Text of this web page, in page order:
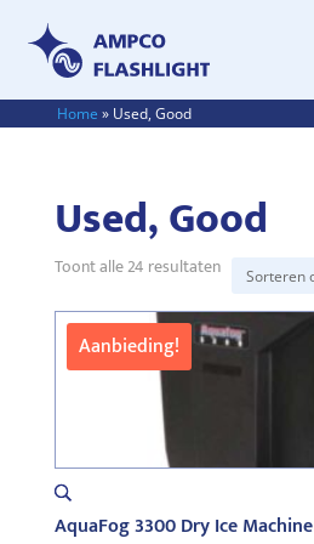
Home » Used, Good
Used, Good
Toont alle 24 resultatenGesorteerd
nieuwste
Aanbieding!
AquaFog 3300 Dry Ice Machine